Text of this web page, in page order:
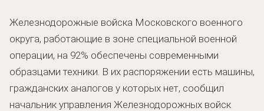
Железнодорожные войска Московского военного
округа, работающие в зоне специальной военной
операции, на 92% обеспечены современными
образцами техники. В их распоряжении есть машины,
гражданских аналогов у которых нет, сообщил
начальник управления Железнодорожных войск